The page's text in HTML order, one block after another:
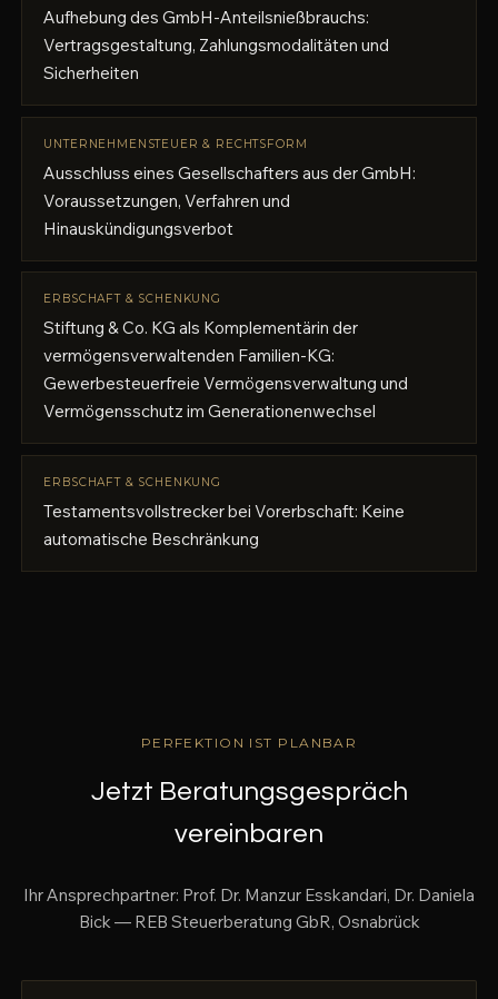
Aufhebung des GmbH-Anteilsnießbrauchs:
Vertragsgestaltung, Zahlungsmodalitäten und
Sicherheiten
UNTERNEHMENSTEUER & RECHTSFORM
Ausschluss eines Gesellschafters aus der GmbH:
Voraussetzungen, Verfahren und
Hinauskündigungsverbot
ERBSCHAFT & SCHENKUNG
Stiftung & Co. KG als Komplementärin der
vermögensverwaltenden Familien-KG:
Gewerbesteuerfreie Vermögensverwaltung und
Vermögensschutz im Generationenwechsel
ERBSCHAFT & SCHENKUNG
Testamentsvollstrecker bei Vorerbschaft: Keine
automatische Beschränkung
PERFEKTION IST PLANBAR
Jetzt Beratungsgespräch
vereinbaren
Ihr Ansprechpartner: Prof. Dr. Manzur Esskandari, Dr. Daniela
Bick — REB Steuerberatung GbR, Osnabrück